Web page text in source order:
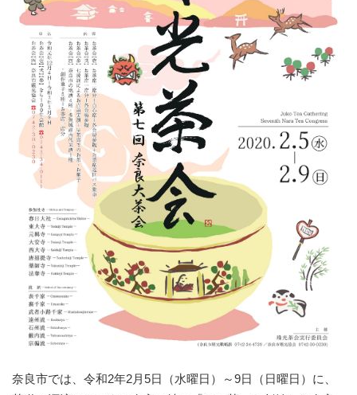
奈良市では、令和2年2月5日（水曜日）～9日（日曜日）に、